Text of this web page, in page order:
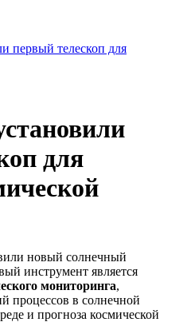
первый телескоп для
для
новый солнечный
инструмент является
мониторинга,
процессов в солнечной
и прогноза космической